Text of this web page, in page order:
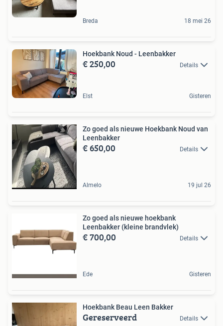
Breda 18 mei 26
Hoekbank Noud - Leenbakker
€ 250,00 Details
Elst Gisteren
Zo goed als nieuwe Hoekbank Noud van
Leenbakker
€ 650,00 Details
Almelo 19 jul 26
Zo goed als nieuwe hoekbank
Leenbakker (kleine brandvlek)
€ 700,00 Details
Ede Gisteren
Hoekbank Beau Leen Bakker
Gereserveerd Details